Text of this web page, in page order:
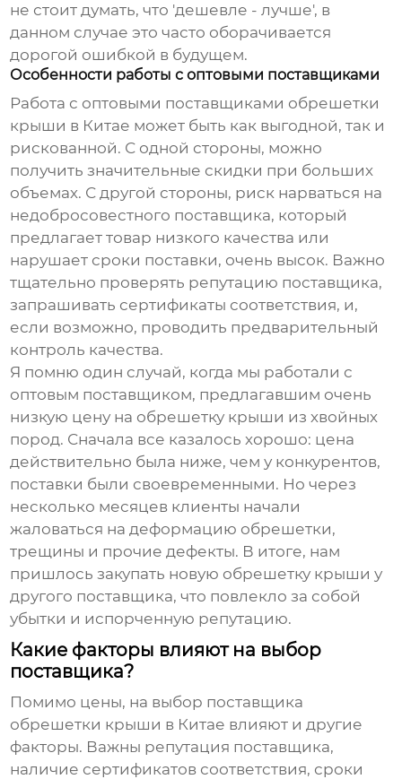
не стоит думать, что 'дешевле - лучше', в
данном случае это часто оборачивается
дорогой ошибкой в будущем.
Особенности работы с оптовыми поставщиками
Работа с оптовыми поставщиками обрешетки
крыши в Китае может быть как выгодной, так и
рискованной. С одной стороны, можно
получить значительные скидки при больших
объемах. С другой стороны, риск нарваться на
недобросовестного поставщика, который
предлагает товар низкого качества или
нарушает сроки поставки, очень высок. Важно
тщательно проверять репутацию поставщика,
запрашивать сертификаты соответствия, и,
если возможно, проводить предварительный
контроль качества.
Я помню один случай, когда мы работали с
оптовым поставщиком, предлагавшим очень
низкую цену на обрешетку крыши из хвойных
пород. Сначала все казалось хорошо: цена
действительно была ниже, чем у конкурентов,
поставки были своевременными. Но через
несколько месяцев клиенты начали
жаловаться на деформацию обрешетки,
трещины и прочие дефекты. В итоге, нам
пришлось закупать новую обрешетку крыши у
другого поставщика, что повлекло за собой
убытки и испорченную репутацию.
Какие факторы влияют на выбор
поставщика?
Помимо цены, на выбор поставщика
обрешетки крыши в Китае влияют и другие
факторы. Важны репутация поставщика,
наличие сертификатов соответствия, сроки